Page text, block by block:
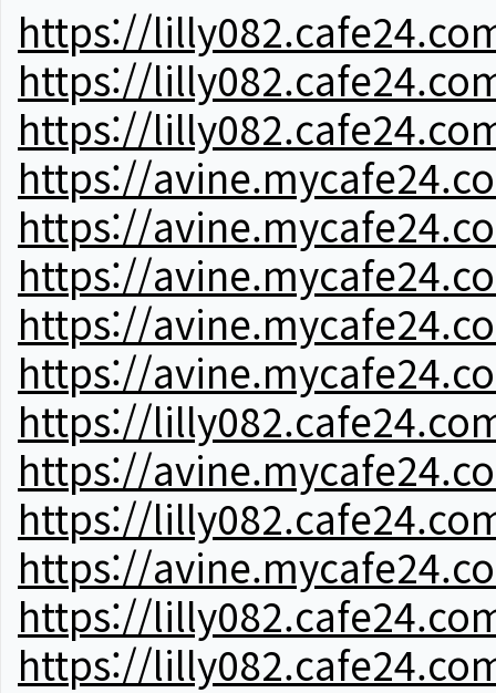
https://
https://
https://
https://
https://
https://
https://
https://
https://
https://
https://
https://
https://
https://